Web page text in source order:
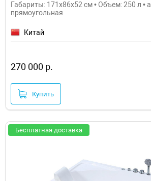
Габариты: 171x86x52 см • Объем: 250 л •
прямоугольная
Китай
270 000 р.
Купить
Бесплатная доставка